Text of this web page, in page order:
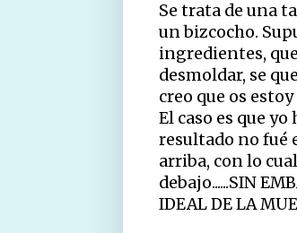
Se trata de una
un bizcocho.
ingredientes,
desmoldar, se
creo que os
El caso es que
resultado no fué
arriba, con lo
debajo......SIN
IDEAL DE LA